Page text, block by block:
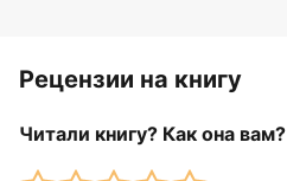
Рецензии на книгу
Читали книгу? Как она вам?